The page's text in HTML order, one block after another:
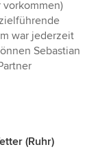
war jederzeit
Sebastian
(Ruhr)